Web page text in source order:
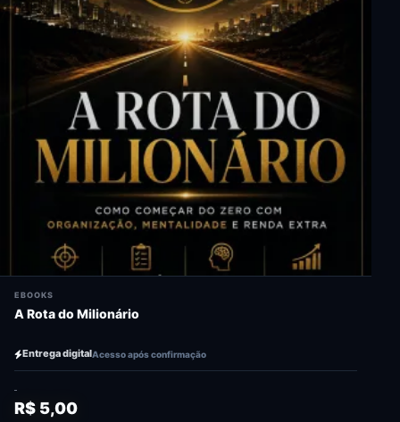
EBOOKS
A Rota do Milionário
Entrega digitalAcesso após confirmação
R$ 5,00